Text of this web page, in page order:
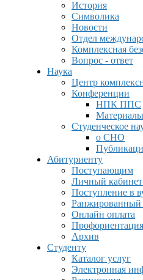
История
Символика
Новости
Отдел
Комплексная
Вопрос - ответ
Наука
Центр
Конференции
НПК ППС
Студенческое
о СНО
Абитуриенту
Поступающим
Личный кабинет
Поступление в
Ранжированный
Онлайн оплата
Профориентация
Архив
Студенту
Каталог услуг
Электронная